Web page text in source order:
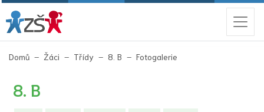
Domů Žáci Třídy 8. B Fotogalerie
8. B